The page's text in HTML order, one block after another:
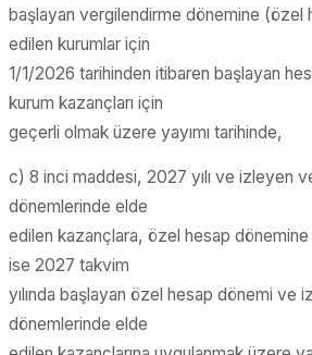
başlayan vergilendirme dönemine (özel
edilen kurumlar için
1/1/2026 tarihinden itibaren başlayan
kurum kazançları için
geçerli olmak üzere yayımı tarihinde,
c) 8 inci maddesi, 2027 yılı ve izleyen
dönemlerinde elde
edilen kazançlara, özel hesap dönemine
ise 2027 takvim
yılında başlayan özel hesap dönemi ve
dönemlerinde elde